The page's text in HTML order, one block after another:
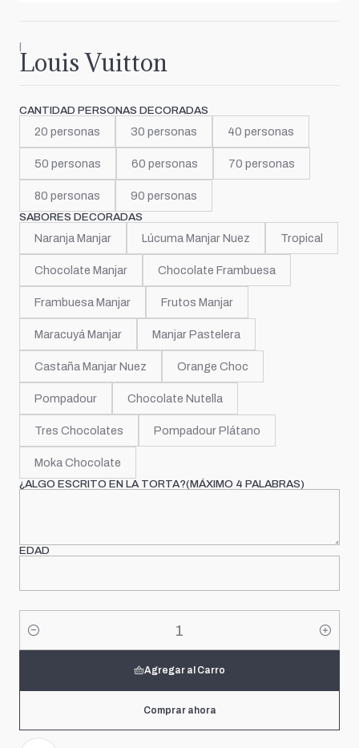
|
Louis Vuitton
CANTIDAD PERSONAS DECORADAS
20 personas 30 personas 40 personas
50 personas 60 personas 70 personas
80 personas 90 personas
SABORES DECORADAS
Naranja Manjar Lúcuma Manjar Nuez Tropical
Chocolate Manjar Chocolate Frambuesa
Frambuesa Manjar Frutos Manjar
Maracuyá Manjar Manjar Pastelera
Castaña Manjar Nuez Orange Choc
Pompadour Chocolate Nutella
Tres Chocolates Pompadour Plátano
Moka Chocolate
¿ALGO ESCRITO EN LA TORTA?(MÁXIMO 4 PALABRAS)
EDAD
Cantidad
Agregar al Carro
Comprar ahora